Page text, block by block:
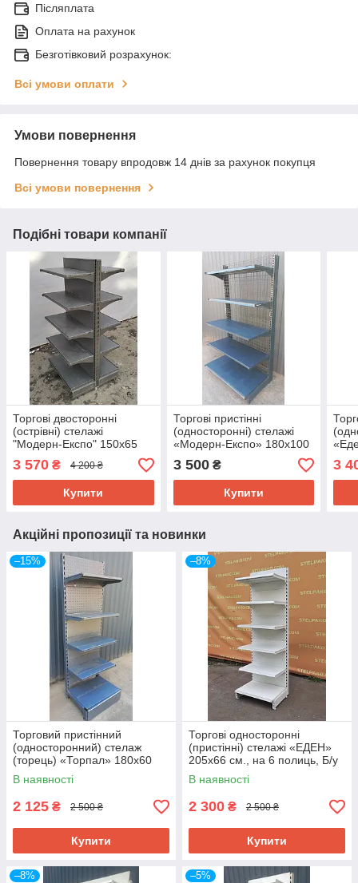
Післяплата
Оплата на рахунок
Безготівковий розрахунок:
Всі умови оплати
Умови повернення
Повернення товару впродовж 14 днів за рахунок покупця
Всі умови повернення
Подібні товари компанії
Торгові двосторонні
(острівні) стелажі
"Модерн-Експо" 150х65
см. Б/у
3 570 ₴ 4 200 ₴
Купити
Торгові пристінні
(односторонні) стелажі
«Модерн-Експо» 180х100
см., чорний, Б/у
3 500₴
Купити
3
Акційні пропозиції та новинки
–15%
Торговий пристінний
(односторонний) стелаж
(торець) «Торпал» 180х60
см., RAL-7024, Б/у
В наявності
2 125 ₴ 2 500 ₴
Купити
–8%
Торгові односторонні
(пристінні) стелажі «ЕДЕН»
205х66 см., на 6 полиць, Б/у
В наявності
2 300 ₴ 2 500 ₴
Купити
–8% –5%